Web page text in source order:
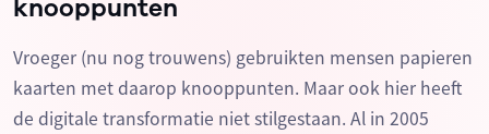
knooppunten
Vroeger (nu nog trouwens) gebruikten mensen papieren
kaarten met daarop knooppunten. Maar ook hier heeft
de digitale transformatie niet stilgestaan. Al in 2005